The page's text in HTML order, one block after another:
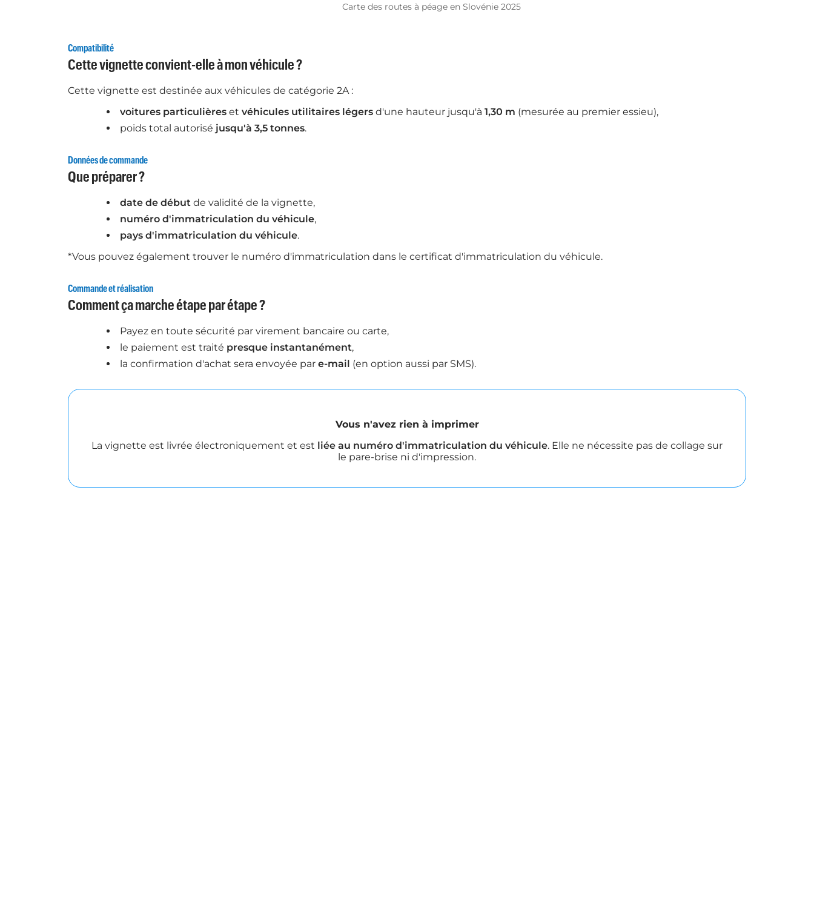
Carte des routes à péage en Slovénie 2025
Compatibilité
Cette vignette convient-elle à mon véhicule ?
Cette vignette est destinée aux véhicules de catégorie 2A :
voitures particulières et véhicules utilitaires légers d'une hauteur jusqu'à 1,30 m (mesurée au premier essieu),
poids total autorisé jusqu'à 3,5 tonnes.
Données de commande
Que préparer ?
date de début de validité de la vignette,
numéro d'immatriculation du véhicule,
pays d'immatriculation du véhicule.
*Vous pouvez également trouver le numéro d'immatriculation dans le certificat d'immatriculation du véhicule.
Commande et réalisation
Comment ça marche étape par étape ?
Payez en toute sécurité par virement bancaire ou carte,
le paiement est traité presque instantanément,
la confirmation d'achat sera envoyée par e-mail (en option aussi par SMS).
Vous n'avez rien à imprimer
La vignette est livrée électroniquement et est liée au numéro d'immatriculation du véhicule. Elle ne nécessite pas de collage sur
le pare-brise ni d'impression.